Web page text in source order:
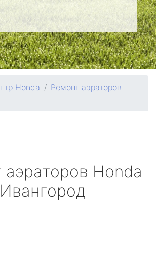
Honda
Ремонт аэраторов
Honda
Ивангород